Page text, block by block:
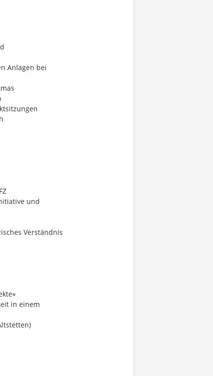
Anlagen bei
und
Verständnis
in einem